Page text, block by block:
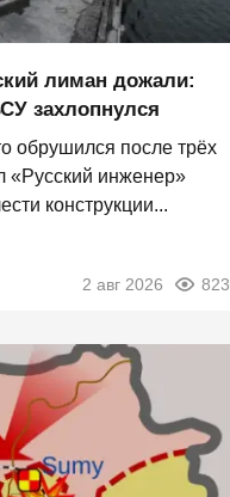
лиман дожали:
захлопнулся
обрушился после трёх
«Русский инженер»
конструкции...
2 авг 2026 823